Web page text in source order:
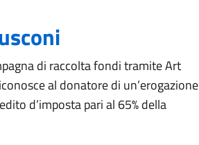
di raccolta fondi tramite Art
al donatore di un’erogazione
d’imposta pari al 65% della